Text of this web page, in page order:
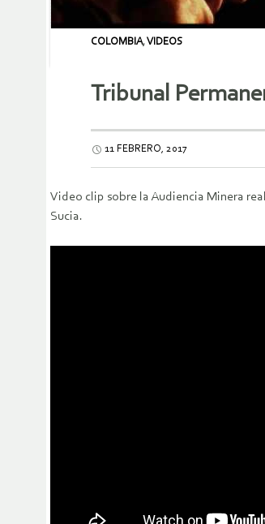
COLOMBIA,VIDEOS
Tribunal
11 FEBRERO, 2017
Video clip sobre la Audiencia Minera
Sucia.